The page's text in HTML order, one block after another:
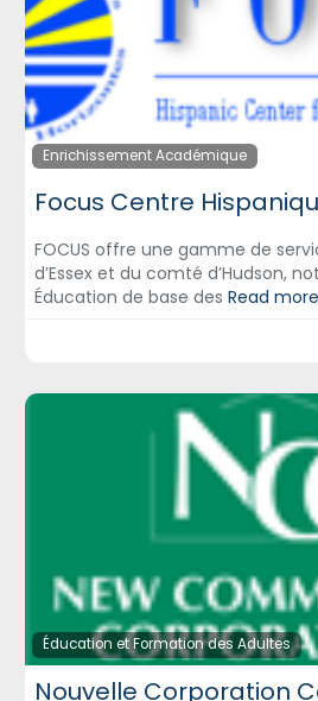
Enrichissement Académique
FOCUS offre une gamme de
d’Essex et du comté d’Hudson,
Éducation de base des Read
Éducation et Formation des Adultes